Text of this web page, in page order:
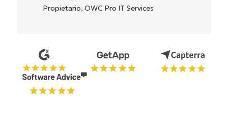
IT Services
Reiffenberger.NET